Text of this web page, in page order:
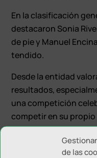
de las
En la clasificación
destacaron Sonia
de pie y Manuel
tendido.
Desde la entidad
resultados,
una competición
competir en su
extra para los